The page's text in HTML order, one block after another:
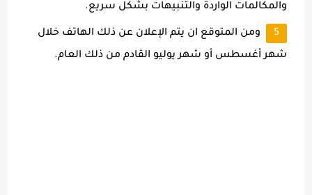
والمكالمات الواردة والتنبيهات بشكل سريع.
ومن المتوقع ان يتم الإعلان عن ذلك الهاتف خلال
شهر أغسطس أو شهر يوليو القادم من ذلك العام.